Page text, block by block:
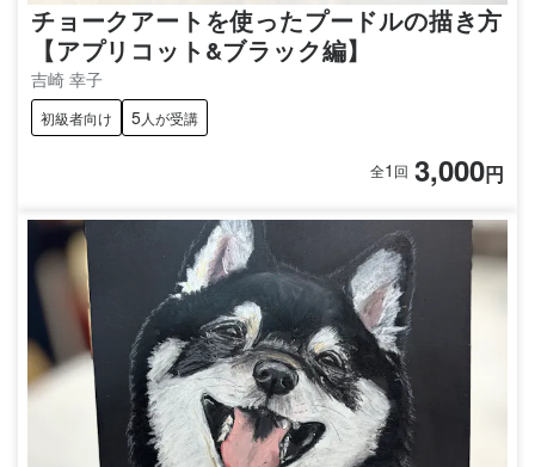
チョークアートを使ったプードルの描き方
【アプリコット&ブラック編】
吉崎 幸子
初級者向け 5人が受講
全1 回 3,000円